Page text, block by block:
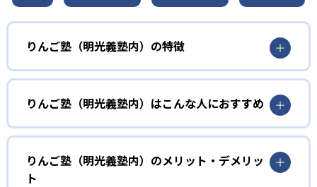
りんご塾（明光義塾内）の特徴
算数オリンピックや中学受験の算数の出題傾向から開発し
たオリジナル教材を使用している数学教室。算数オリンピ
ックの金メダリストを9年連続で輩出している。りんご塾・
城南進学研究社・明光ネットワークジャパンの共同運営に
より、全国に教室を展開している。
りんご塾（明光義塾内）はこんな人におすすめ
算数好きで難しい問題を解くのが楽しい子どもにおすす
め。算数検定や算数オリンピックに向けた学習を通して高
い思考力を養うことができる。
りんご塾（明光義塾内）のメリット・デメリッ
ト